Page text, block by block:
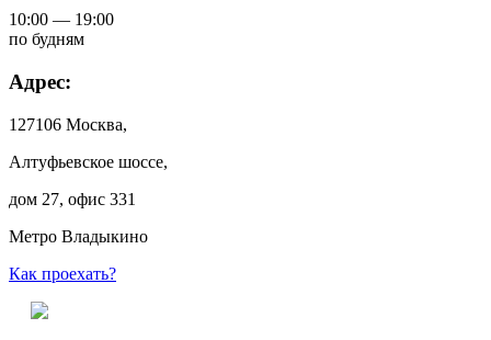
10:00 — 19:00
по будням
Адрес:
127106 Москва,
Алтуфьевское шоссе,
дом 27, офис 331
Метро Владыкино
Как проехать?